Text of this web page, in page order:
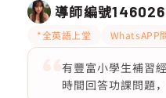
導師編號146026
*全英語上堂 WhatsAPP
有豐富小學生補習
時間回答功課問題